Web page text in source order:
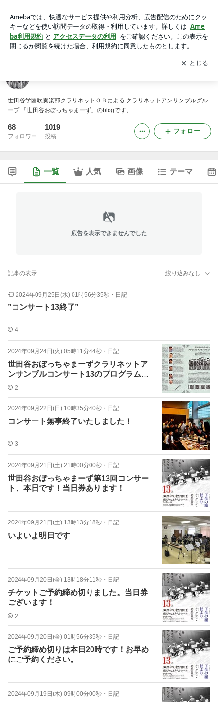
アプリをダウンロードして ブログの更新通知
を受け取りまし
ょう。
開く
世田谷学園吹奏楽部クラリネットＯＢによる クラリネットアンサンブルグル
ープ 「世田谷おぼっちゃまーず」のblogです。
68
フォロワー
1019
投稿
フォロー
一覧 人気 画像 テーマ
広告を表示できませんでした
記事の表示 絞り込みなし
2024年09月25日(水) 01時56分35秒 ・ 日記
”コンサート13終了”
4
2024年09月24日(火) 05時11分44秒 ・ 日記
世田谷おぼっちゃまーずクラリネットア
ンサンブルコンサート13のプログラムで
す2
2024年09月22日(日) 10時35分40秒 ・ 日記
コンサート無事終了いたしました！
3
2024年09月21日(土) 21時00分00秒 ・ 日記
世田谷おぼっちゃまーず第13回コンサー
ト、本日です！当日券あります！
2024年09月21日(土) 13時13分18秒 ・ 日記
いよいよ明日です
2024年09月20日(金) 13時18分11秒 ・ 日記
チケットご予約締め切りました。当日券
ございます！
2
2024年09月20日(金) 01時56分35秒 ・ 日記
ご予約締め切りは本日20時です！お早め
にご予約ください。
2024年09月19日(木) 09時00分00秒 ・ 日記